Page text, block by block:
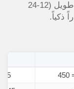
منتجات العناية بالجسم لها عمر افتراضي طويل (12-24
ذكياً.
15 ريال كل شهر